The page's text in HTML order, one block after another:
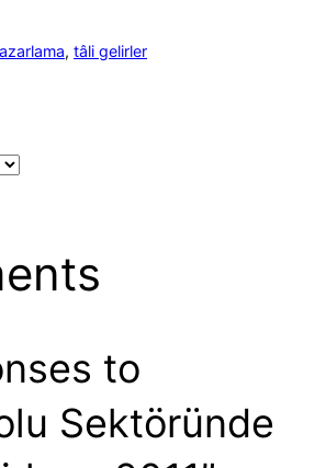
, tâli gelirler
to
Sektöründe